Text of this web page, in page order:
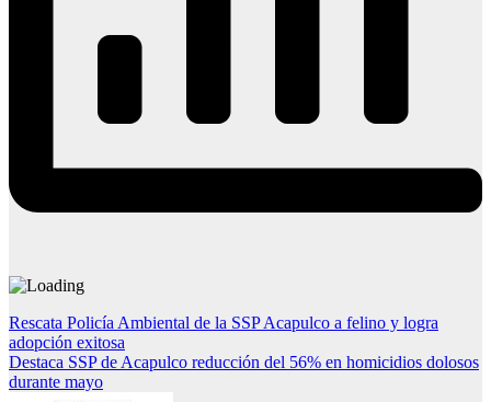
Navegación
de
entradas
Rescata Policía Ambiental de la SSP Acapulco a felino y logra
adopción exitosa
Destaca SSP de Acapulco reducción del 56% en homicidios dolosos
durante mayo